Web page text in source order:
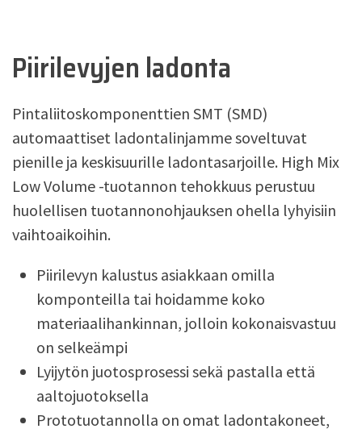
Piirilevyjen ladonta
Pintaliitoskomponenttien SMT (SMD)
automaattiset ladontalinjamme soveltuvat
pienille ja keskisuurille ladontasarjoille. High Mix
Low Volume -tuotannon tehokkuus perustuu
huolellisen tuotannonohjauksen ohella lyhyisiin
vaihtoaikoihin.
Piirilevyn kalustus asiakkaan omilla
komponteilla tai hoidamme koko
materiaalihankinnan, jolloin kokonaisvastuu
on selkeämpi
Lyijytön juotosprosessi sekä pastalla että
aaltojuotoksella
Prototuotannolla on omat ladontakoneet,